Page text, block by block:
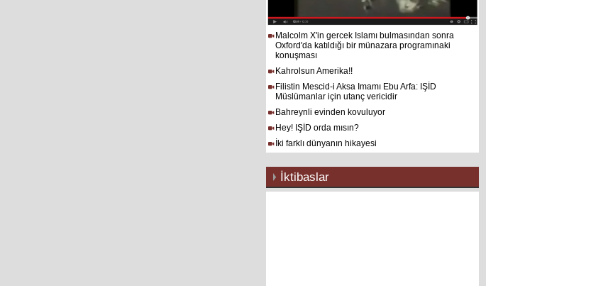
Malcolm X'in gercek Islamı bulmasından sonra
Oxford'da katıldığı bir münazara programınaki
konuşması
Kahrolsun Amerika!!
Filistin Mescid-i Aksa Imamı Ebu Arfa: IŞİD
Müslümanlar için utanç vericidir
Bahreynli evinden kovuluyor
Hey! IŞİD orda mısın?
İki farklı dünyanın hikayesi
İktibaslar